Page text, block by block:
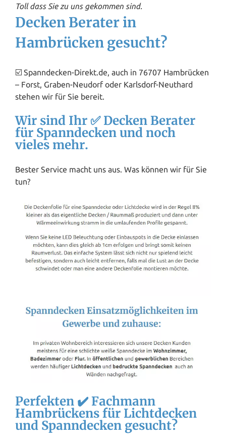
Toll dass Sie zu uns gekommen sind.
Decken Berater in
Hambrücken gesucht?
☑️ Spanndecken-Direkt.de, auch in 76707 Hambrücken
– Forst, Graben-Neudorf oder Karlsdorf-Neuthard
stehen wir für Sie bereit.
Wir sind Ihr ✅ Decken Berater
für Spanndecken und noch
vieles mehr.
Bester Service macht uns aus. Was können wir für Sie
tun?
Perfekten ✔️ Fachmann
Hambrückens für Lichtdecken
und Spanndecken gesucht?